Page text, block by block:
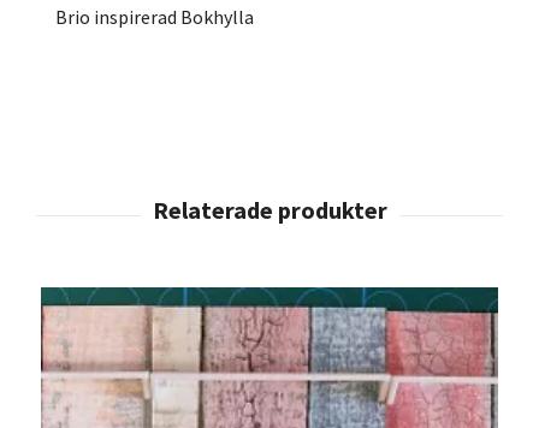
Brio inspirerad Bokhylla